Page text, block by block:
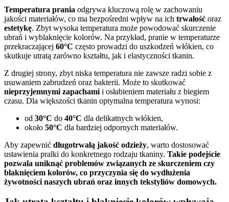
Temperatura prania odgrywa kluczową rolę w zachowaniu
jakości materiałów, co ma bezpośredni wpływ na ich trwałość oraz
estetykę. Zbyt wysoka temperatura może powodować skurczenie
ubrań i wyblaknięcie kolorów. Na przykład, pranie w temperaturze
przekraczającej 60°C często prowadzi do uszkodzeń włókien, co
skutkuje utratą zarówno kształtu, jak i elastyczności tkanin.
Z drugiej strony, zbyt niska temperatura nie zawsze radzi sobie z
usuwaniem zabrudzeń oraz bakterii. Może to skutkować
nieprzyjemnymi zapachami i osłabieniem materiału z biegiem
czasu. Dla większości tkanin optymalna temperatura wynosi:
od 30°C do 40°C dla delikatnych włókien,
około 50°C dla bardziej odpornych materiałów.
Aby zapewnić długotrwałą jakość odzieży, warto dostosować
ustawienia pralki do konkretnego rodzaju tkaniny. Takie podejście
pozwala uniknąć problemów związanych ze skurczeniem czy
blaknięciem kolorów, co przyczynia się do wydłużenia
żywotności naszych ubrań oraz innych tekstyliów domowych.